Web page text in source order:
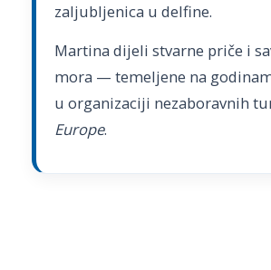
zaljubljenica u delfine.
Martina dijeli stvarne priče i
mora — temeljene na
u organizaciji nezaboravnih
Europe.